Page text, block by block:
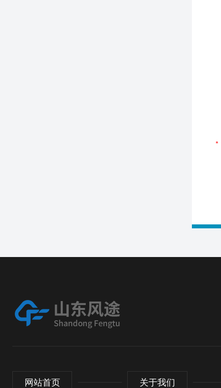
网站首页 关于我们